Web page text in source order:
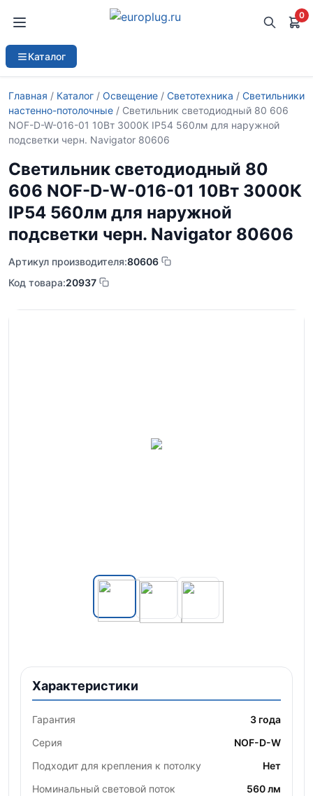
0
Каталог
Главная / Каталог / Освещение / Светотехника / Светильники
настенно-потолочные / Светильник светодиодный 80 606
NOF-D-W-016-01 10Вт 3000К IP54 560лм для наружной
подсветки черн. Navigator 80606
Светильник светодиодный 80
606 NOF-D-W-016-01 10Вт 3000К
IP54 560лм для наружной
подсветки черн. Navigator 80606
Артикул производителя:80606
Код товара:20937
Характеристики
Гарантия
3 года
Серия
NOF-D-W
Подходит для крепления к потолку
Нет
Номинальный световой поток
560 лм